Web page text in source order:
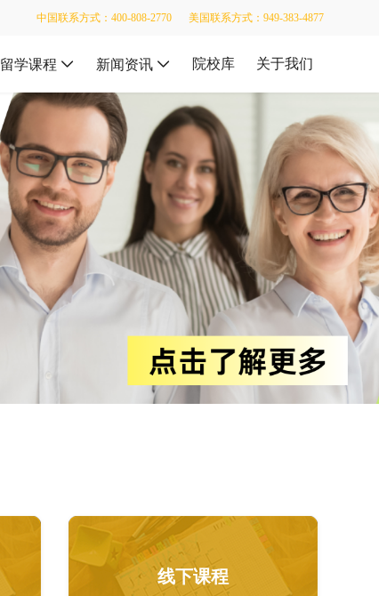
中国联系方式：400-808-2770 美国联系方式：949-383-4877
留学课程 新闻资讯 院校库 关于我们
线下课程